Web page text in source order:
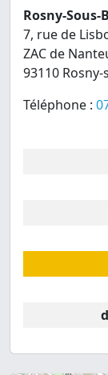
Rosny-Sous-
7, rue de
ZAC de
93110
Téléphone :